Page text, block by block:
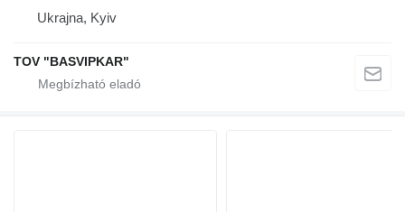
Ukrajna, Kyiv
TOV "BASVIPKAR"